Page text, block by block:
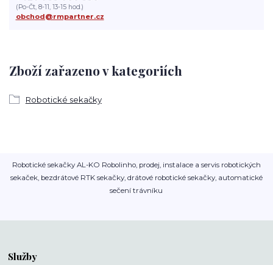
Zboží zařazeno v kategoriích
Robotické sekačky
(Po-Čt, 8-11, 13-15 hod.)
obchod@rmpartner.cz
Robotické sekačky AL-KO Robolinho, prodej, instalace a servis robotických
sekaček, bezdrátové RTK sekačky, drátové robotické sekačky, automatické
sečení trávníku
Služby